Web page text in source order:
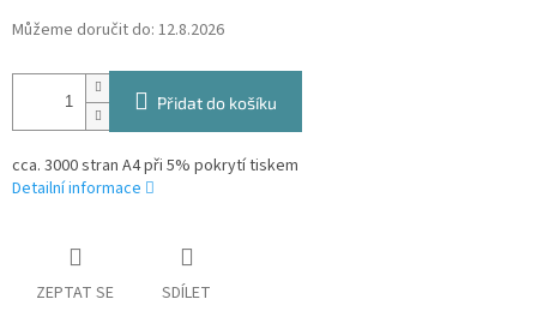
Můžeme doručit do: 12.8.2026
Přidat do košíku
cca. 3000 stran A4 při 5% pokrytí tiskem
Detailní informace
ZEPTAT SE SDÍLET